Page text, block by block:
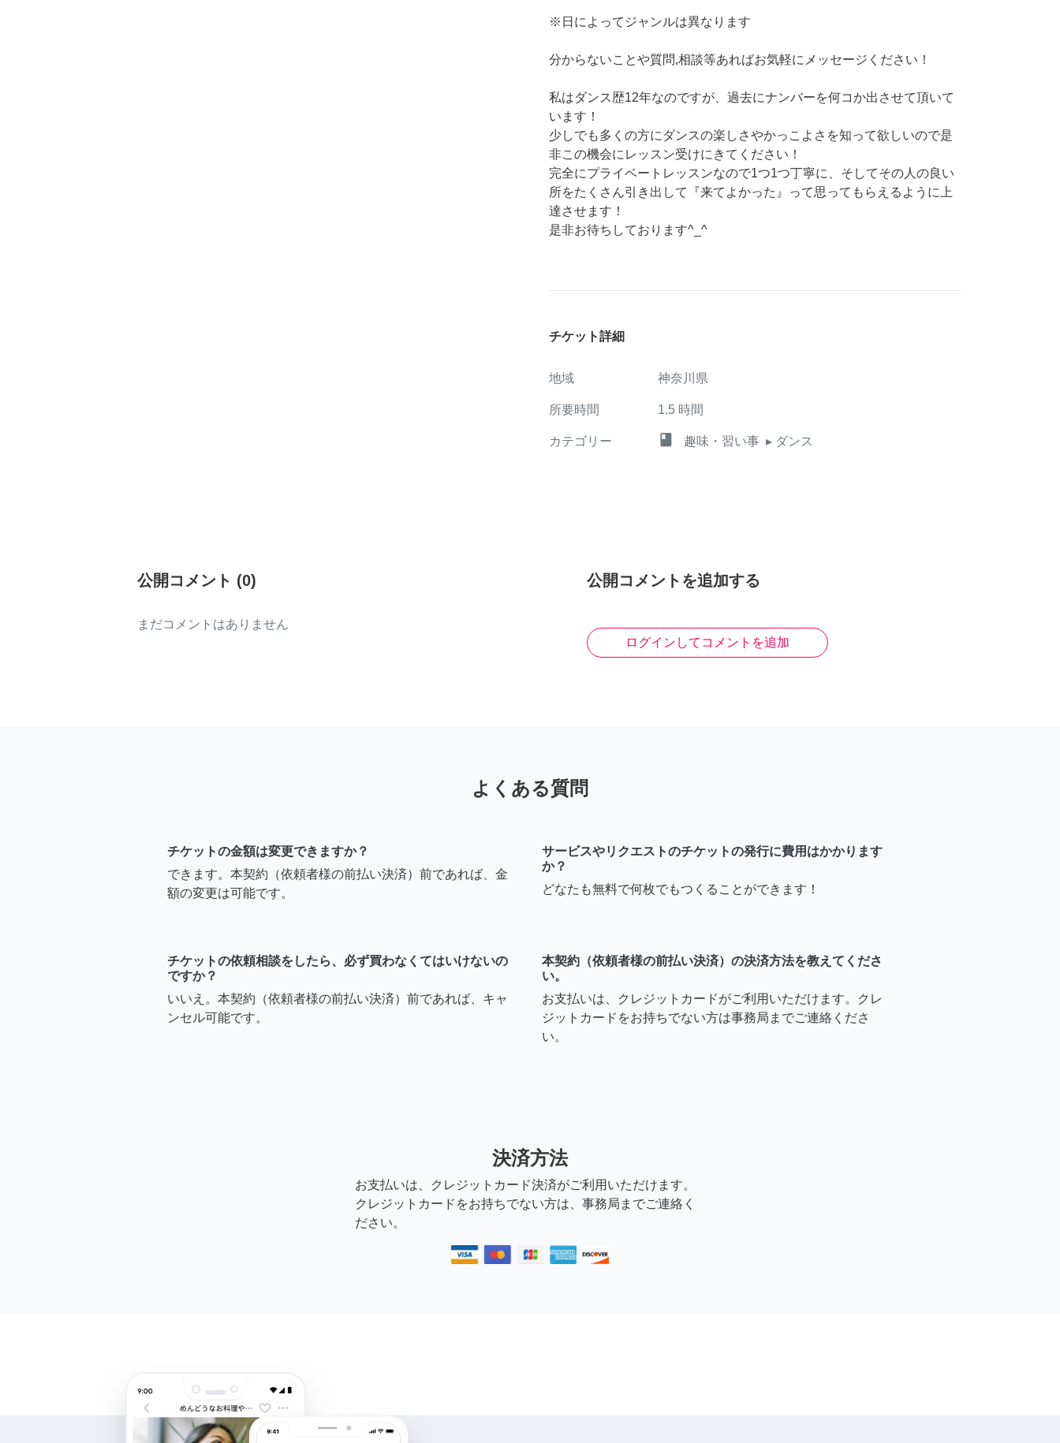
※日によってジャンルは異なります
分からないことや質問,相談等あればお気軽にメッセージください！
私はダンス歴12年なのですが、過去にナンバーを何コか出させて頂いて
います！
少しでも多くの方にダンスの楽しさやかっこよさを知って欲しいので是
非この機会にレッスン受けにきてください！
完全にプライベートレッスンなので1つ1つ丁寧に、そしてその人の良い
所をたくさん引き出して『来てよかった』って思ってもらえるように上
達させます！
是非お待ちしております^_^
チケット詳細
地域 神奈川県
所要時間 1.5 時間
カテゴリー class 趣味・習い事 ▸ ダンス
公開コメント (0)
まだコメントはありません
公開コメントを追加する
ログインしてコメントを追加
よくある質問
チケットの金額は変更できますか？
できます。本契約（依頼者様の前払い決済）前であれば、金
額の変更は可能です。
サービスやリクエストのチケットの発行に費用はかかります
か？
どなたも無料で何枚でもつくることができます！
チケットの依頼相談をしたら、必ず買わなくてはいけないの
ですか？
いいえ。本契約（依頼者様の前払い決済）前であれば、キャ
ンセル可能です。
本契約（依頼者様の前払い決済）の決済方法を教えてくださ
い。
お支払いは、クレジットカードがご利用いただけます。クレ
ジットカードをお持ちでない方は事務局までご連絡くださ
い。
決済方法
お支払いは、クレジットカード決済がご利用いただけます。
クレジットカードをお持ちでない方は、事務局までご連絡く
ださい。